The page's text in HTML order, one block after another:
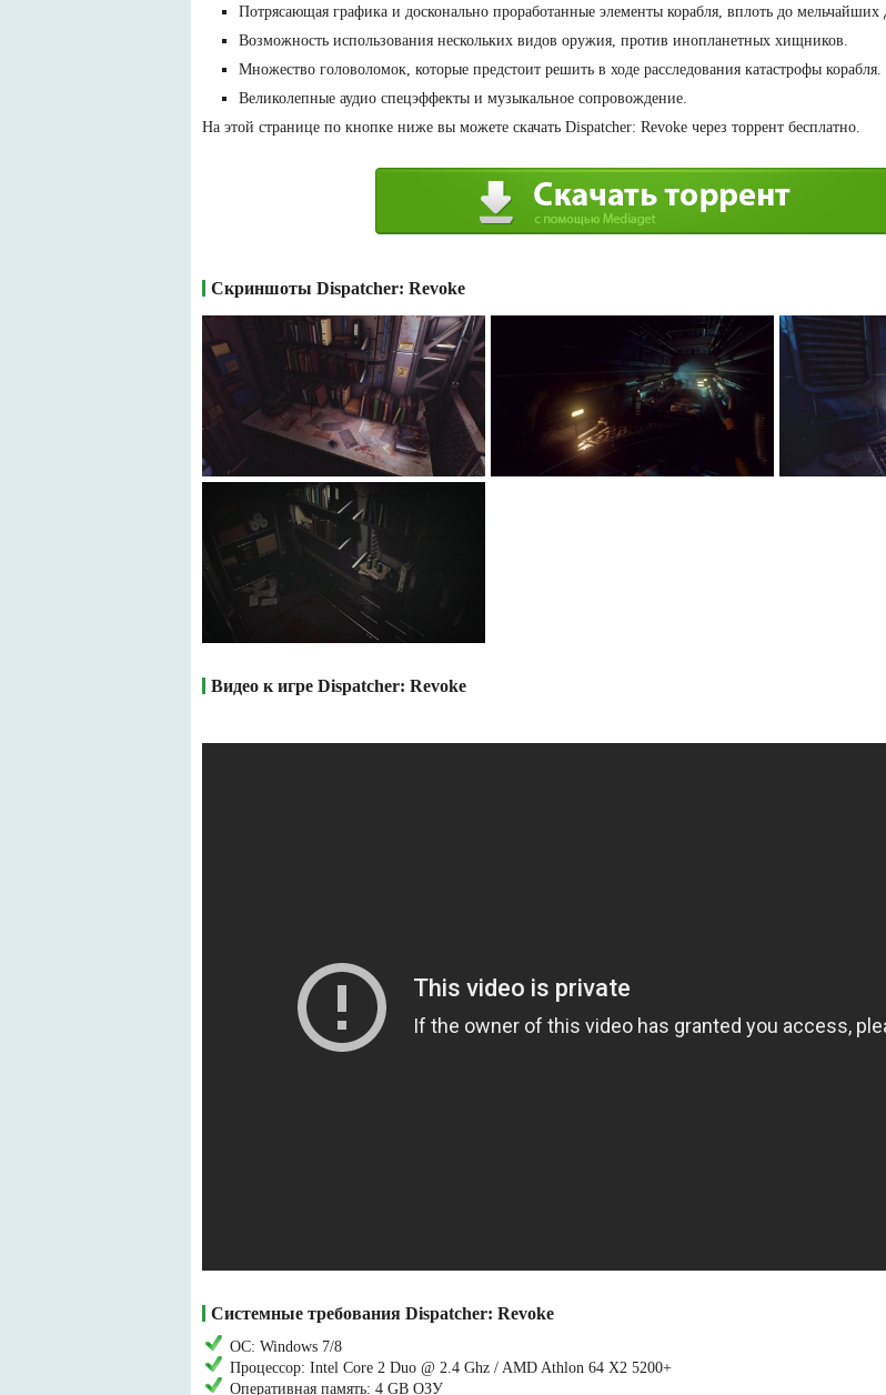
Потрясающая графика и досконально проработанные элементы корабля, вплоть до мельчайших
Возможность использования нескольких видов оружия, против инопланетных хищников.
Множество головоломок, которые предстоит решить в ходе расследования катастрофы корабля.
Великолепные аудио спецэффекты и музыкальное сопровождение.
На этой странице по кнопке ниже вы можете скачать Dispatcher: Revoke через торрент бесплатно.
Скриншоты Dispatcher: Revoke
Видео к игре Dispatcher: Revoke
Системные требования Dispatcher: Revoke
ОС: Windows 7/8
Процессор: Intel Core 2 Duo @ 2.4 Ghz / AMD Athlon 64 X2 5200+
Оперативная память: 4 GB ОЗУ